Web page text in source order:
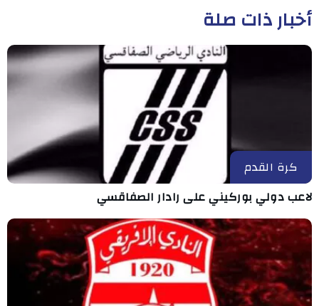
أخبار ذات صلة
كرة القدم
لاعب دولي بوركيني على رادار الصفاقسي